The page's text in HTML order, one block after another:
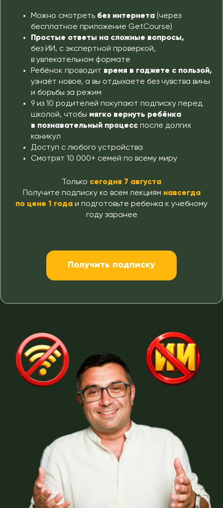
Можно смотреть без интернета (через
бесплатное приложение GetCourse)
Простые ответы на сложные вопросы,
без ИИ, с экспертной проверкой,
в увлекательном формате
Ребёнок проводит время в гаджете с пользой,
узнаёт новое, а вы отдыхаете без чувства вины
и борьбы за режим
9 из 10 родителей покупают подписку перед
школой, чтобы мягко вернуть ребёнка
в познавательный процесс после долгих
каникул
Доступ с любого устройства
Смотрят 10 000+ семей по всему миру
Только сегодня 7 августа
Получите подписку ко всем лекциям навсегда
по цене 1 года и подготовьте ребенка к учебному
году заранее
Получить подписку